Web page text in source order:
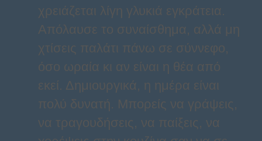
χρειάζεται λίγη γλυκιά εγκράτεια.
Απόλαυσε το συναίσθημα, αλλά μη
χτίσεις παλάτι πάνω σε σύννεφο,
όσο ωραία κι αν είναι η θέα από
εκεί. Δημιουργικά, η ημέρα είναι
πολύ δυνατή. Μπορείς να γράψεις,
να τραγουδήσεις, να παίξεις, να